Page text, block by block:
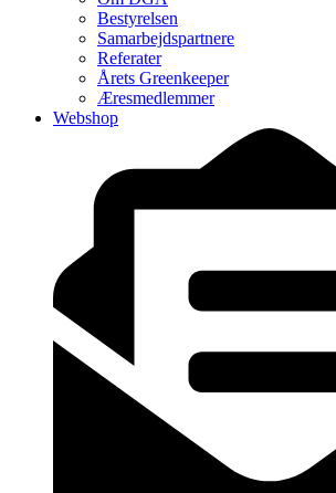
Bestyrelsen
Samarbejdspartnere
Referater
Årets Greenkeeper
Æresmedlemmer
Webshop